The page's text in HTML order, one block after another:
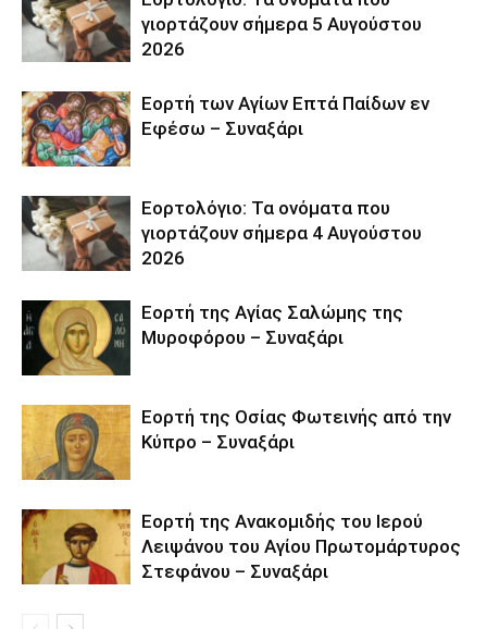
γιορτάζουν σήμερα 5 Αυγούστου
2026
Εορτή των Αγίων Επτά Παίδων εν
Εφέσω – Συναξάρι
Εορτολόγιο: Τα ονόματα που
γιορτάζουν σήμερα 4 Αυγούστου
2026
Εορτή της Αγίας Σαλώμης της
Μυροφόρου – Συναξάρι
Εορτή της Οσίας Φωτεινής από την
Κύπρο – Συναξάρι
Εορτή της Ανακομιδής του Ιερού
Λειψάνου του Αγίου Πρωτομάρτυρος
Στεφάνου – Συναξάρι